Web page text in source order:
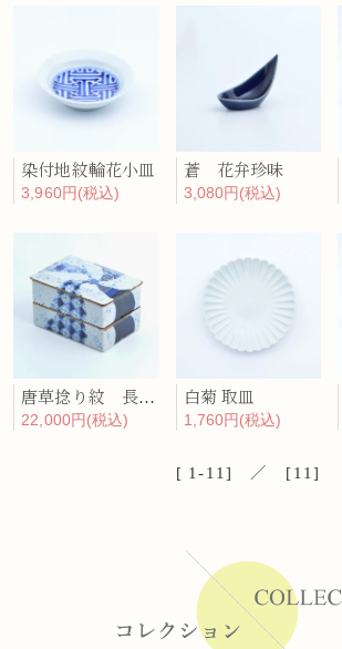
染付地紋輪花小皿
3,960円(税込)
蒼 花弁珍味
3,080円(税込)
唐草捻り紋 長角二段重
22,000円(税込)
白菊 取皿
1,760円(税込)
[ 1-11] ／ [11]